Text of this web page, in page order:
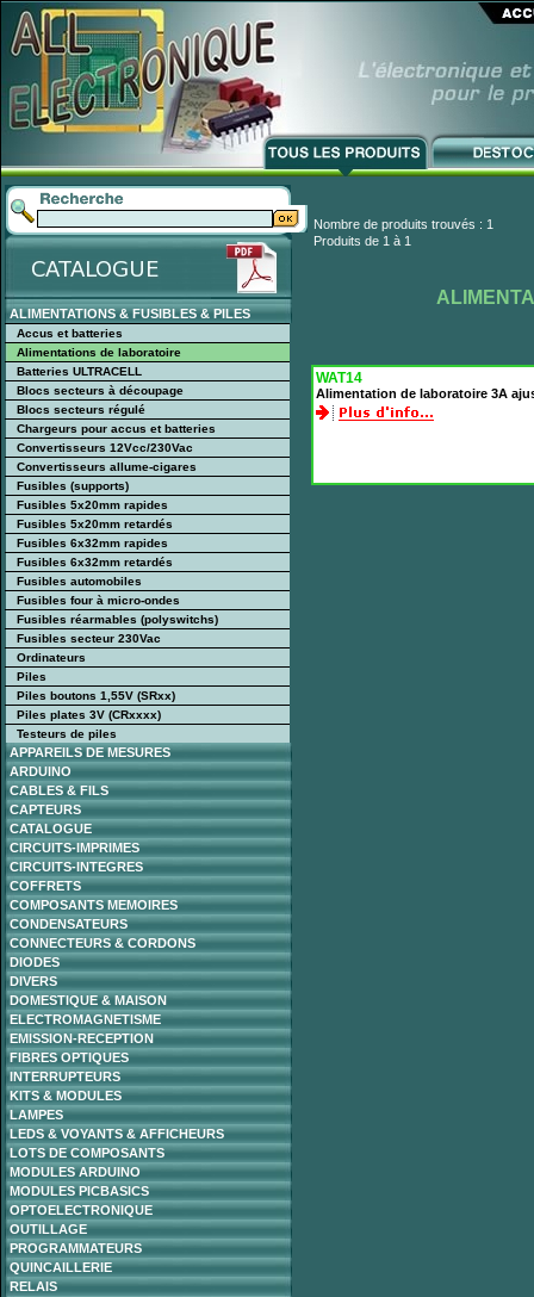
ALIMENTATIONS & FUSIBLES & PILES
Accus et batteries
Alimentations de laboratoire
Batteries ULTRACELL
Blocs secteurs à découpage
Blocs secteurs régulé
Chargeurs pour accus et batteries
Convertisseurs 12Vcc/230Vac
Convertisseurs allume-cigares
Fusibles (supports)
Fusibles 5x20mm rapides
Fusibles 5x20mm retardés
Fusibles 6x32mm rapides
Fusibles 6x32mm retardés
Fusibles automobiles
Fusibles four à micro-ondes
Fusibles réarmables (polyswitchs)
Fusibles secteur 230Vac
Ordinateurs
Piles
Piles boutons 1,55V (SRxx)
Piles plates 3V (CRxxxx)
Testeurs de piles
APPAREILS DE MESURES
ARDUINO
CABLES & FILS
CAPTEURS
CATALOGUE
CIRCUITS-IMPRIMES
CIRCUITS-INTEGRES
COFFRETS
COMPOSANTS MEMOIRES
CONDENSATEURS
CONNECTEURS & CORDONS
DIODES
DIVERS
DOMESTIQUE & MAISON
ELECTROMAGNETISME
EMISSION-RECEPTION
FIBRES OPTIQUES
INTERRUPTEURS
KITS & MODULES
LAMPES
LEDS & VOYANTS & AFFICHEURS
LOTS DE COMPOSANTS
MODULES ARDUINO
MODULES PICBASICS
OPTOELECTRONIQUE
OUTILLAGE
PROGRAMMATEURS
QUINCAILLERIE
RELAIS
Nombre de produits trouvés : 1
Produits de 1 à 1
WAT14
Alimentation de laboratoire 3A